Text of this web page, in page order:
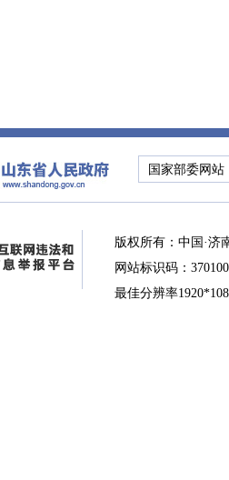
国家部委网站
版权所有：中国·济
网站标识码：
最佳分辨率